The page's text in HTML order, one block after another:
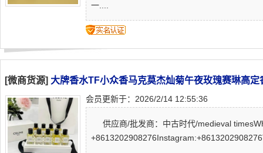
一....
[微商货源] 大牌香水TF小众香马克莫杰灿菊午夜玫瑰赛琳高定
会员更新于：2026/2/14 12:55:36
供应商/批发商：中古时代/medieval